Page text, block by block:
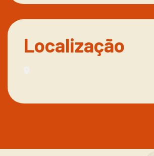
Localização